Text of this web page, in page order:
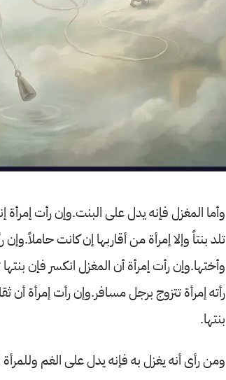
وأما المغزل فإنه يدل على البنت.وإن رأت إمرأة
تلد بنتاً وإلا إمرأة من أقاربها إن كانت
وأختها.وإن رأت إمرأة أن المغزل انكسر فإن
رأته إمرأة تتزوج برجل مسافر.وإن رأت إمرأة
بنتها.
ومن رأى أنه يغزل به فإنه يدل على الغم